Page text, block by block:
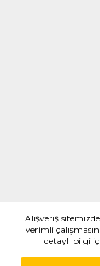
Alışveriş
verimli
detaylı bilgi